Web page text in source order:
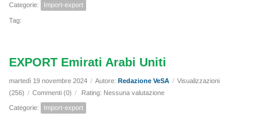
Categorie: Import-export
Tag:
EXPORT Emirati Arabi Uniti
martedì 19 novembre 2024 / Autore: Redazione VeSA / Visualizzazioni
(256) / Commenti (0) / Rating: Nessuna valutazione
Categorie: Import-export